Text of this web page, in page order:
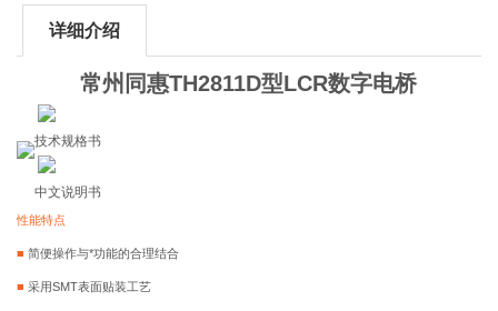
详细介绍
常州同惠TH2811D型LCR数字电桥
技术规格书
中文说明书
性能特点
■ 简便操作与*功能的合理结合
■ 采用SMT表面贴装工艺